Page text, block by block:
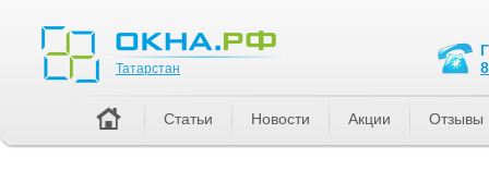
Татарстан
Статьи Новости Акции Отзывы